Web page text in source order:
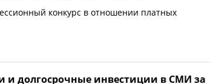
конкурс в отношении платных
и долгосрочные инвестиции в СМИ за